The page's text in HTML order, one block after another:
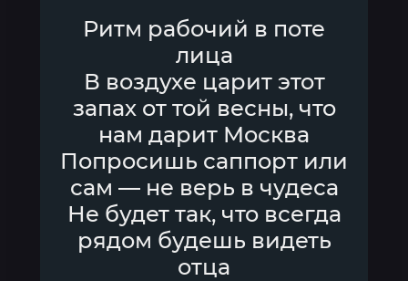
Ритм рабочий в поте
лица
В воздухе царит этот
запах от той весны, что
нам дарит Москва
Попросишь саппорт или
сам — не верь в чудеса
Не будет так, что всегда
рядом будешь видеть
отца